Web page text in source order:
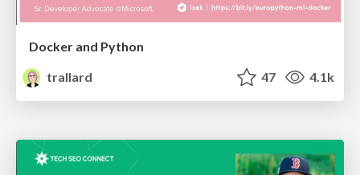
Docker and Python
trallard
47 4.1k